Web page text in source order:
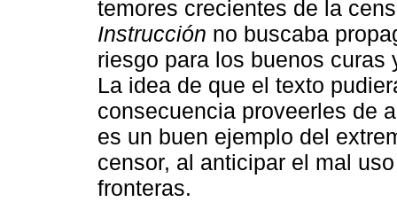
temores crecientes de la
Instrucción no buscaba
riesgo para los buenos
La idea de que el texto
consecuencia proveerles de
es un buen ejemplo del
censor, al anticipar el mal
fronteras.